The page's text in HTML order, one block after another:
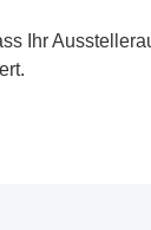
Ihr